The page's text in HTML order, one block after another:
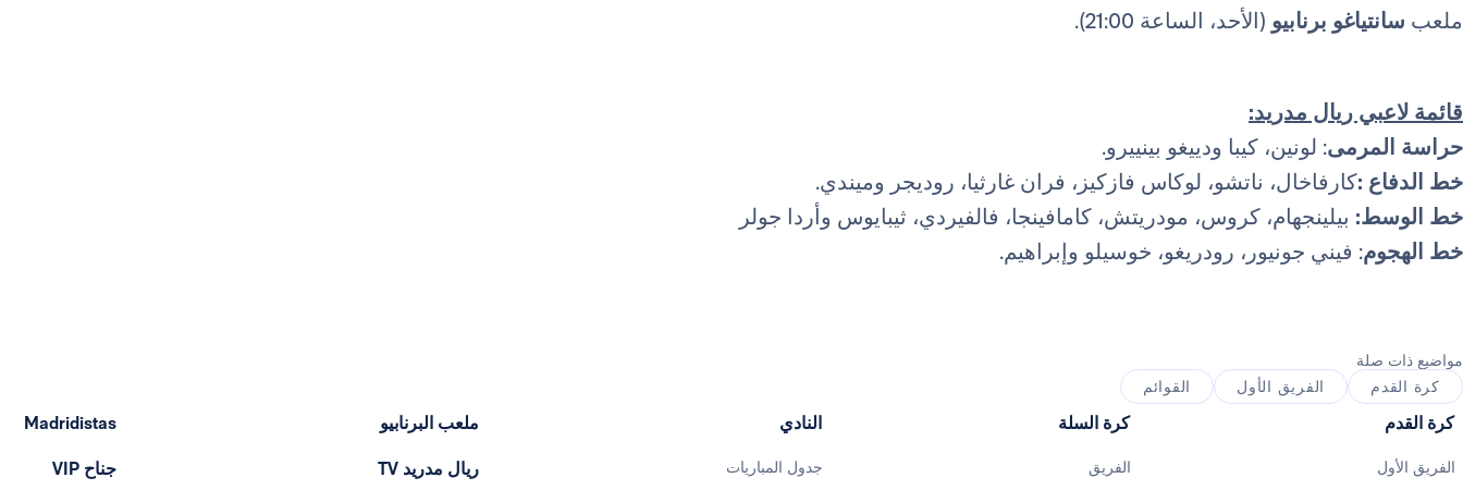
ملعب سانتياغو برنابيو (الأحد، الساعة 21:00).
قائمة لاعبي ريال مدريد:
حراسة المرمى: لونين، كيبا ودييغو بينييرو.
خط الدفاع :كارفاخال، ناتشو، لوكاس فازكيز، فران غارثيا، روديجر وميندي.
خط الوسط: بيلينجهام، كروس، مودريتش، كامافينجا، فالفيردي، ثيبايوس وأردا جولر
خط الهجوم: فيني جونيور، رودريغو، خوسيلو وإبراهيم.
مواضيع ذات صلة
كرة القدم
الفريق الأول القوائم
كرة القدم
الفريق الأول
كرة السلة
الفريق
النادي
جدول المباريات
ملعب البرنابيو
ريال مدريد TV
Madridistas
جناح VIP